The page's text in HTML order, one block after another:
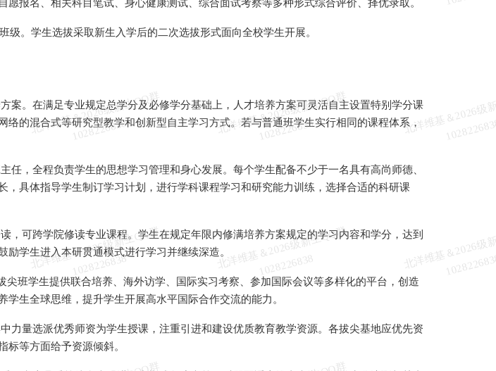
报名、相关科目笔试、身心健康测试、综合面试考察等多种形式综合评价、择优录取。
级。学生选拔采取新生入学后的二次选拔形式面向全校学生开展。
案。在满足专业规定总学分及必修学分基础上，人才培养方案可灵活自主设置特别学分课
的混合式等研究型教学和创新型自主学习方式。若与普通班学生实行相同的课程体系，
，全程负责学生的思想学习管理和身心发展。每个学生配备不少于一名具有高尚师德、
具体指导学生制订学习计划，进行学科课程学习和研究能力训练，选择合适的科研课
可跨学院修读专业课程。学生在规定年限内修满培养方案规定的学习内容和学分，达到
学生进入本研贯通模式进行学习并继续深造。
尖班学生提供联合培养、海外访学、国际实习考察、参加国际会议等多样化的平台，创造
生全球思维，提升学生开展高水平国际合作交流的能力。
力量选派优秀师资为学生授课，注重引进和建设优质教育教学资源。各拔尖基地应优先资
等方面给予资源倾斜。
北
洋
维
基
＆
2
0
2
6
级
新
生
Q
Q
群
1
0
2
8
2
2
6
8
3
8 北
洋
维
基
＆
2
0
2
6
级
新
生
Q
Q
群
1
0
2
8
2
2
6
8
3
8
北
洋
维
基
＆
2
0
2
6
级
新
生
Q
Q
群
1
0
2
8
2
2
6
8
3
8 北
洋
维
基
＆
2
0
2
6
级
新
生
Q
Q
群
1
0
2
8
2
2
6
8
3
8